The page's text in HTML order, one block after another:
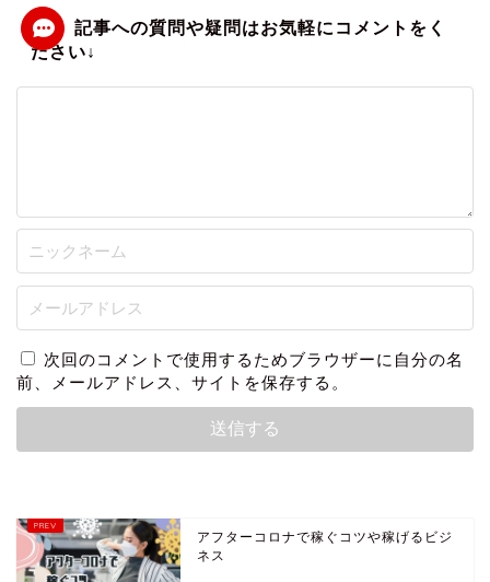
次回のコメントで使用するためブラウザーに自分の名
前、メールアドレス、サイトを保存する。
アフターコロナで稼ぐコツや稼げるビジ
ネス